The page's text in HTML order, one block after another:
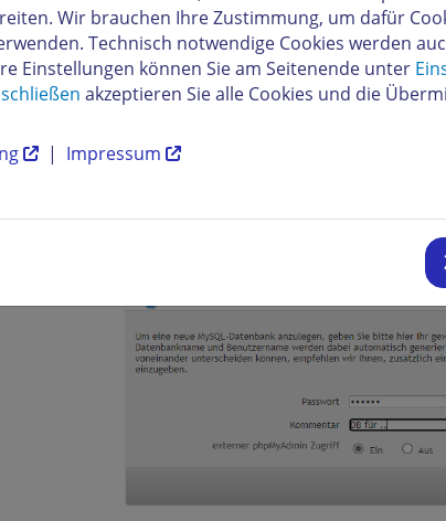
automatisch generiert.
Wir brauchen Ihre Zustimmung, um dafür
Technisch notwendige Cookies werden
Einstellungen können Sie am Seitenende unter
akzeptieren Sie alle Cookies und die
| Impressum